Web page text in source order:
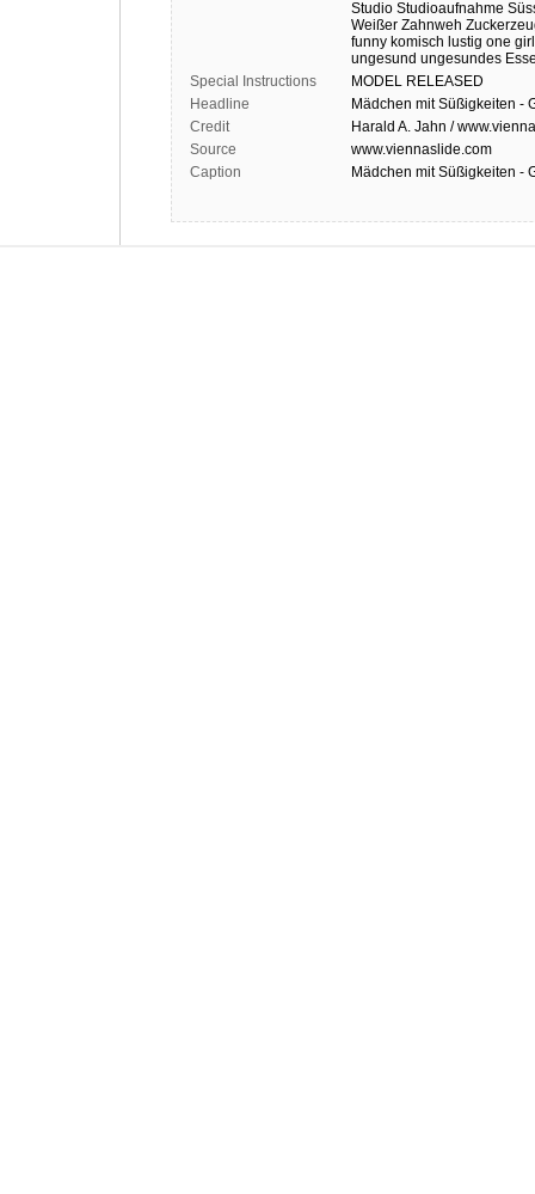
Studio Studioaufnahme
Weißer Zahnweh
funny komisch lustig one girl
ungesund ungesundes
Special Instructions
MODEL RELEASED
Headline
Mädchen mit Süßigkeiten -
Credit
Harald A. Jahn /
Source
www.viennaslide.com
Caption
Mädchen mit Süßigkeiten -